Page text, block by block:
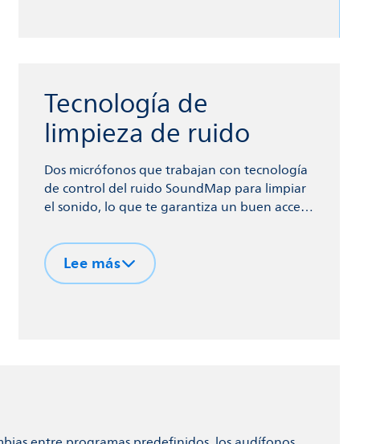
Tecnología de
limpieza de ruido
Dos micrófonos que trabajan con tecnología
de control del ruido SoundMap para limpiar
el sonido, lo que te garantiza un buen acceso
entornos ruidosos.
Lee más